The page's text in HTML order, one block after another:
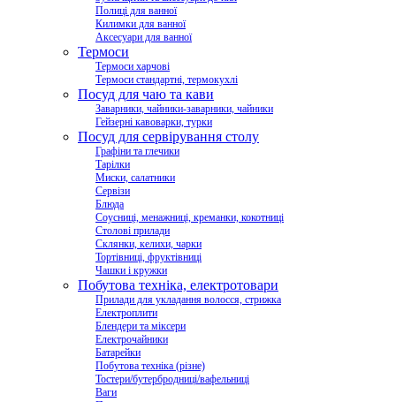
Полиці для ванної
Килимки для ванної
Аксесуари для ванної
Термоси
Термоси харчові
Термоси стандартні, термокухлі
Посуд для чаю та кави
Заварники, чайники-заварники, чайники
Гейзерні кавоварки, турки
Посуд для сервірування столу
Графіни та глечики
Тарілки
Миски, салатники
Сервізи
Блюда
Соусниці, менажниці, креманки, кокотниці
Столові прилади
Склянки, келихи, чарки
Тортівниці, фруктівниці
Чашки і кружки
Побутова техніка, електротовари
Прилади для укладання волосся, стрижка
Електроплити
Блендери та міксери
Електрочайники
Батарейки
Побутова техніка (різне)
Тостери/бутербродниці/вафельниці
Ваги